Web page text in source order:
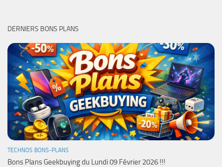
DERNIERS BONS PLANS
TECHNOS BONS-PLANS
Bons Plans Geekbuying du Lundi 09 Février 2026 !!!